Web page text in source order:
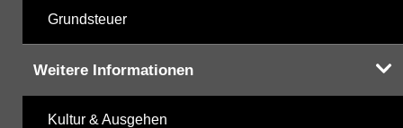
Grundsteuer
Weitere Informationen
Kultur & Ausgehen